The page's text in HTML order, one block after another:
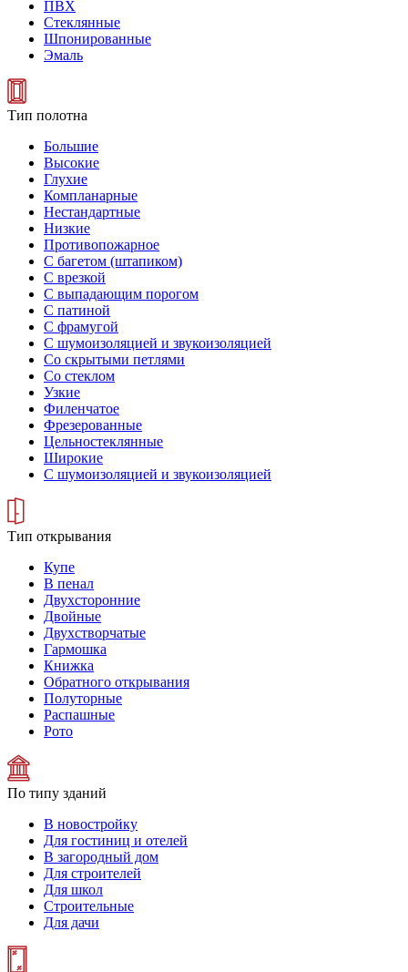
ПВХ
Стеклянные
Шпонированные
Эмаль
Тип полотна
Большие
Высокие
Глухие
Компланарные
Нестандартные
Низкие
Противопожарное
С багетом (штапиком)
С врезкой
С выпадающим порогом
С патиной
С фрамугой
С шумоизоляцией и звукоизоляцией
Со скрытыми петлями
Со стеклом
Узкие
Филенчатое
Фрезерованные
Цельностеклянные
Широкие
С шумоизоляцией и звукоизоляцией
Тип открывания
Купе
В пенал
Двухсторонние
Двойные
Двухстворчатые
Гармошка
Книжка
Обратного открывания
Полуторные
Распашные
Рото
По типу зданий
В новостройку
Для гостиниц и отелей
В загородный дом
Для строителей
Для школ
Строительные
Для дачи